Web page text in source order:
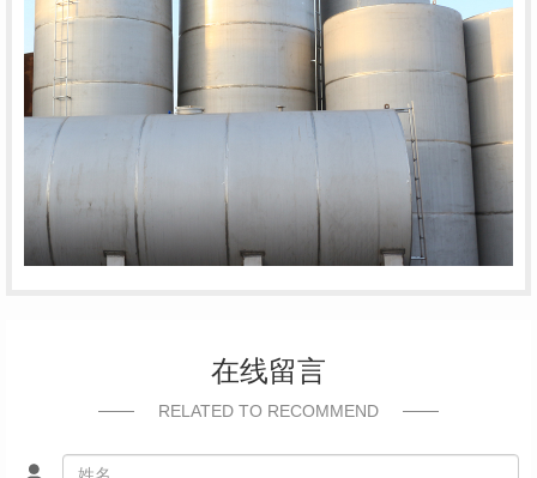
在线留言
RELATED TO RECOMMEND